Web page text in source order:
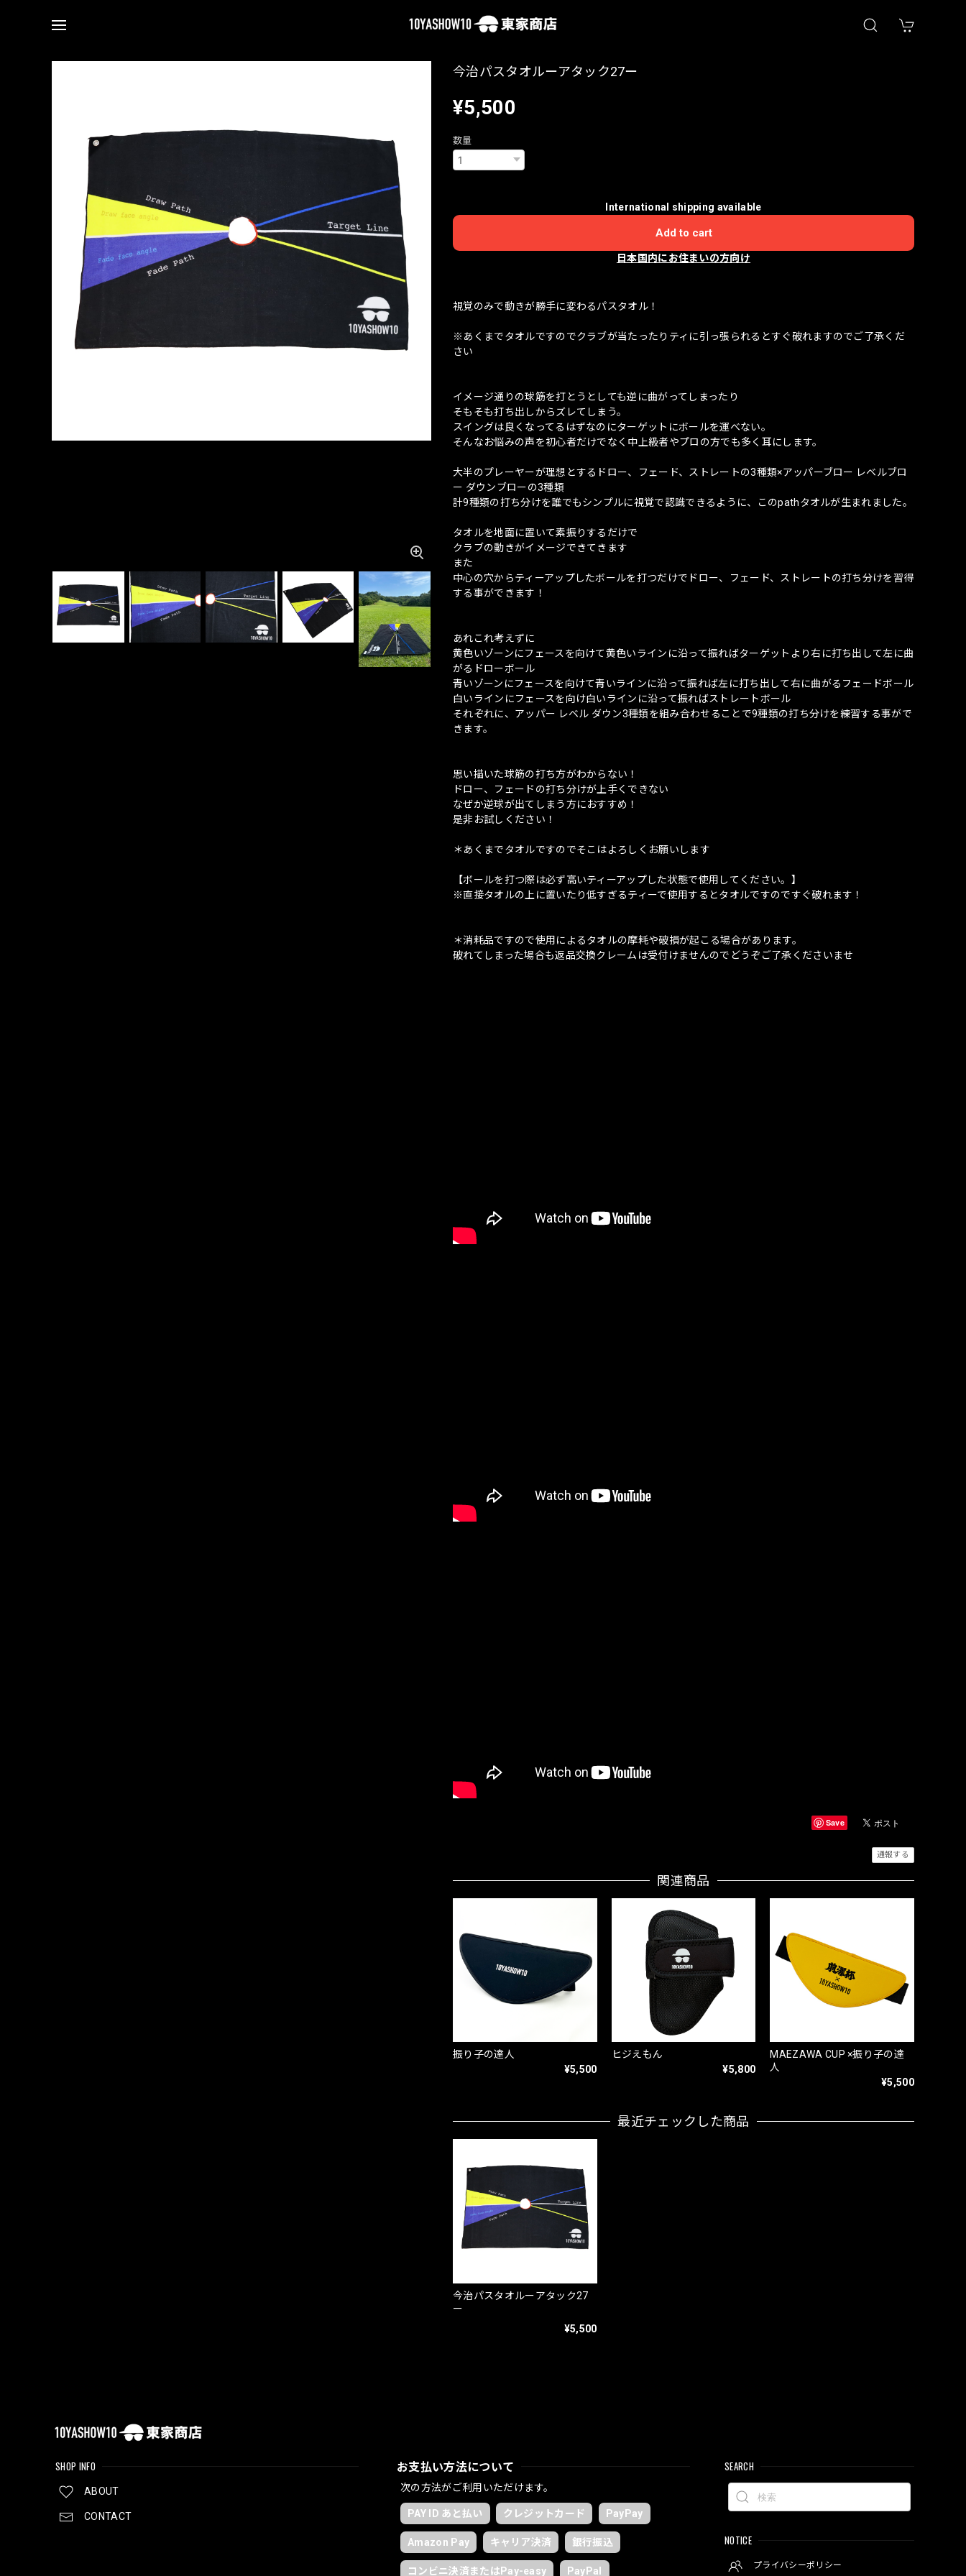
今治パスタオルーアタック27ー
¥5,500
数量
International shipping available
Add to cart
日本国内にお住まいの方向け
視覚のみで動きが勝手に変わるパスタオル！
※あくまでタオルですのでクラブが当たったりティに引っ張られるとすぐ破れますのでご了承くだ
さい
イメージ通りの球筋を打とうとしても逆に曲がってしまったり
そもそも打ち出しからズレてしまう。
スイングは良くなってるはずなのにターゲットにボールを運べない。
そんなお悩みの声を初心者だけでなく中上級者やプロの方でも多く耳にします。
大半のプレーヤーが理想とするドロー、フェード、ストレートの3種類×アッパーブロー レベルブロ
ー ダウンブローの3種類
計9種類の打ち分けを誰でもシンプルに視覚で認識できるように、このpathタオルが生まれました。
タオルを地面に置いて素振りするだけで
クラブの動きがイメージできてきます
また
中心の穴からティーアップしたボールを打つだけでドロー、フェード、ストレートの打ち分けを習得
する事ができます！
あれこれ考えずに
黄色いゾーンにフェースを向けて黄色いラインに沿って振ればターゲットより右に打ち出して左に曲
がるドローボール
青いゾーンにフェースを向けて青いラインに沿って振れば左に打ち出して右に曲がるフェードボール
白いラインにフェースを向け白いラインに沿って振ればストレートボール
それぞれに、アッパー レベル ダウン3種類を組み合わせることで9種類の打ち分けを練習する事がで
きます。
思い描いた球筋の打ち方がわからない！
ドロー、フェードの打ち分けが上手くできない
なぜか逆球が出てしまう方におすすめ！
是非お試しください！
＊あくまでタオルですのでそこはよろしくお願いします
【ボールを打つ際は必ず高いティーアップした状態で使用してください。】
※直接タオルの上に置いたり低すぎるティーで使用するとタオルですのですぐ破れます！
＊消耗品ですので使用によるタオルの摩耗や破損が起こる場合があります。
破れてしまった場合も返品交換クレームは受付けませんのでどうぞご了承くださいませ
Save
通報する
関連商品
振り子の達人
¥5,500
ヒジえもん
¥5,800
MAEZAWA CUP ×振り子の達
人
¥5,500
最近チェックした商品
今治パスタオルーアタック27
ー
¥5,500
SHOP INFO
ABOUT
CONTACT
お支払い方法について
次の方法がご利用いただけます。
PAY ID あと払い クレジットカード PayPay
Amazon Pay キャリア決済 銀行振込
コンビニ決済またはPay-easy PayPal
SEARCH
NOTICE
プライバシーポリシー